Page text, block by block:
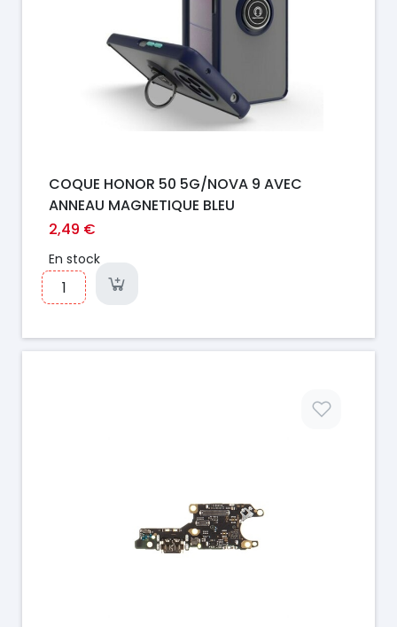
COQUE HONOR 50 5G/NOVA 9 AVEC
ANNEAU MAGNETIQUE BLEU
2,49 €
En stock